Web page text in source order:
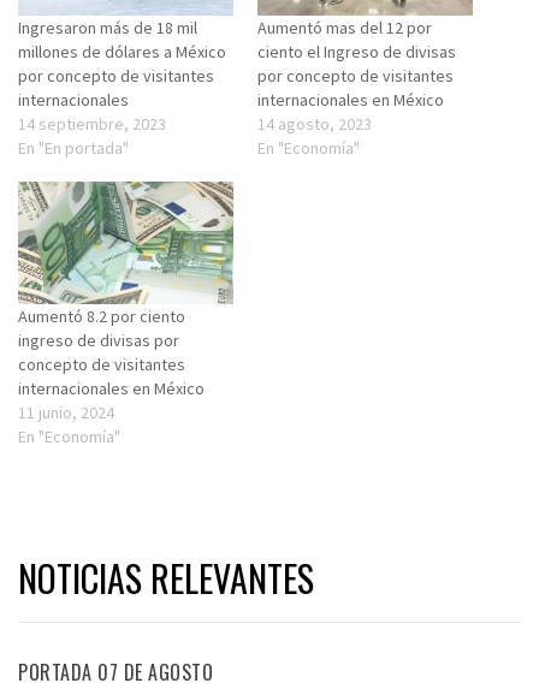
Ingresaron más de 18 mil
millones de dólares a México
por concepto de visitantes
internacionales
14 septiembre, 2023
En "En portada"
Aumentó mas del 12 por
ciento el Ingreso de divisas
por concepto de visitantes
internacionales en México
14 agosto, 2023
En "Economía"
Aumentó 8.2 por ciento
ingreso de divisas por
concepto de visitantes
internacionales en México
11 junio, 2024
En "Economía"
NOTICIAS RELEVANTES
PORTADA 07 DE AGOSTO